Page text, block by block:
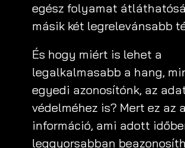
egész folyamat
másik két legrelevánsabb
És hogy miért is lehet a
legalkalmasabb a hang,
egyedi azonosítónk, az
védelméhez is? Mert ez az
információ, ami adott
leggyorsabban